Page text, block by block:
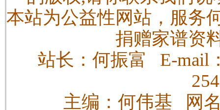
本站为公益性网站，服务
捐赠家谱资
站长：何振富 E-mail
主编：何伟基 网